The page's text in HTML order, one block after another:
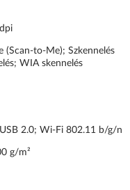
(Scan-to-Me); Szkennelés
WIA skennelés
2.0; Wi-Fi 802.11 b/g/n
g/m²